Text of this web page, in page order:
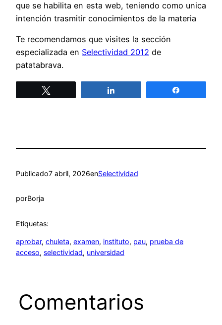
que se habilita en esta web, teniendo como unica
intención trasmitir conocimientos de la materia
Te recomendamos que visites la sección
especializada en Selectividad 2012 de
patatabrava.
Publicado7 abril, 2026enSelectividad
porBorja
Etiquetas:
aprobar, chuleta, examen, instituto, pau, prueba de
acceso, selectividad, universidad
Comentarios